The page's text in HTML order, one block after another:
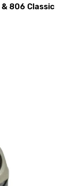
806 Classic